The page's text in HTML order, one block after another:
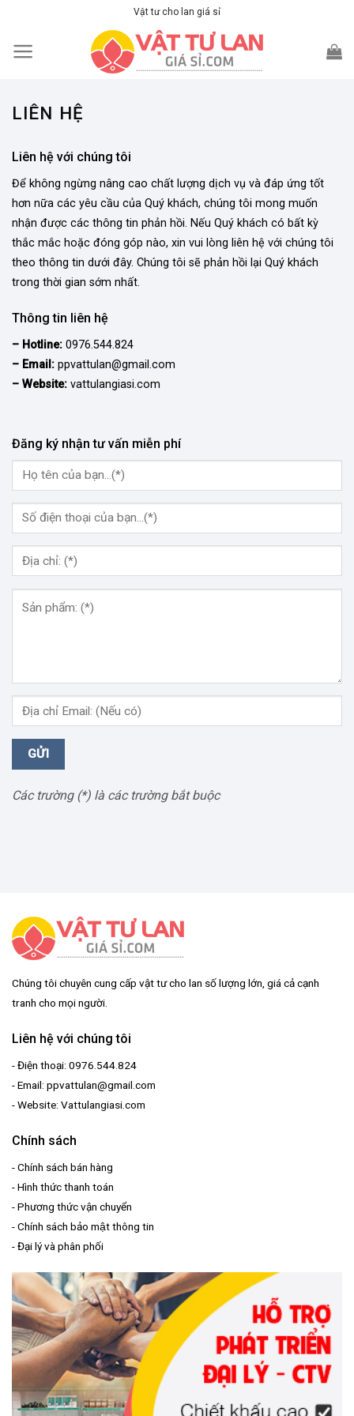
content
Vật tư cho lan giá sỉ
LIÊN HỆ
Liên hệ với chúng tôi
Để không ngừng nâng cao chất lượng dịch vụ và đáp ứng tốt
hơn nữa các yêu cầu của Quý khách, chúng tôi mong muốn
nhận được các thông tin phản hồi. Nếu Quý khách có bất kỳ
thắc mắc hoặc đóng góp nào, xin vui lòng liên hệ với chúng tôi
theo thông tin dưới đây. Chúng tôi sẽ phản hồi lại Quý khách
trong thời gian sớm nhất.
Thông tin liên hệ
– Hotline: 0976.544.824
– Email: ppvattulan@gmail.com
– Website: vattulangiasi.com
Đăng ký nhận tư vấn miễn phí
GỬI
Các trường (*) là các trường bắt buộc
Chúng tôi chuyên cung cấp vật tư cho lan số lượng lớn, giá cả cạnh
tranh cho mọi người.
Liên hệ với chúng tôi
- Điện thoại: 0976.544.824
- Email: ppvattulan@gmail.com
- Website: Vattulangiasi.com
Chính sách
-Chính sách bán hàng
-Hình thức thanh toán
-Phương thức vận chuyển
-Chính sách bảo mật thông tin
-Đại lý và phân phối